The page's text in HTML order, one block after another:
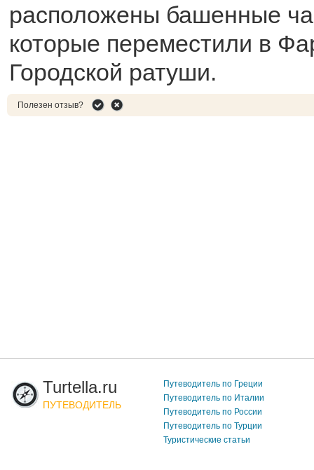
расположены башенные
которые переместили в
Городской ратуши.
Полезен отзыв?
Turtella.ru
ПУТЕВОДИТЕЛЬ
Путеводитель по Греции
Путеводитель по Италии
Путеводитель по России
Путеводитель по Турции
Туристические статьи